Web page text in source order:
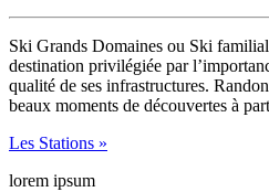
Ski Grands Domaines ou Ski
destination privilégiée par
qualité de ses infrastructures.
beaux moments de découvertes à
Les Stations »
lorem ipsum